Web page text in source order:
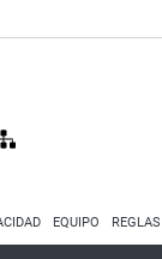
EQUIPO